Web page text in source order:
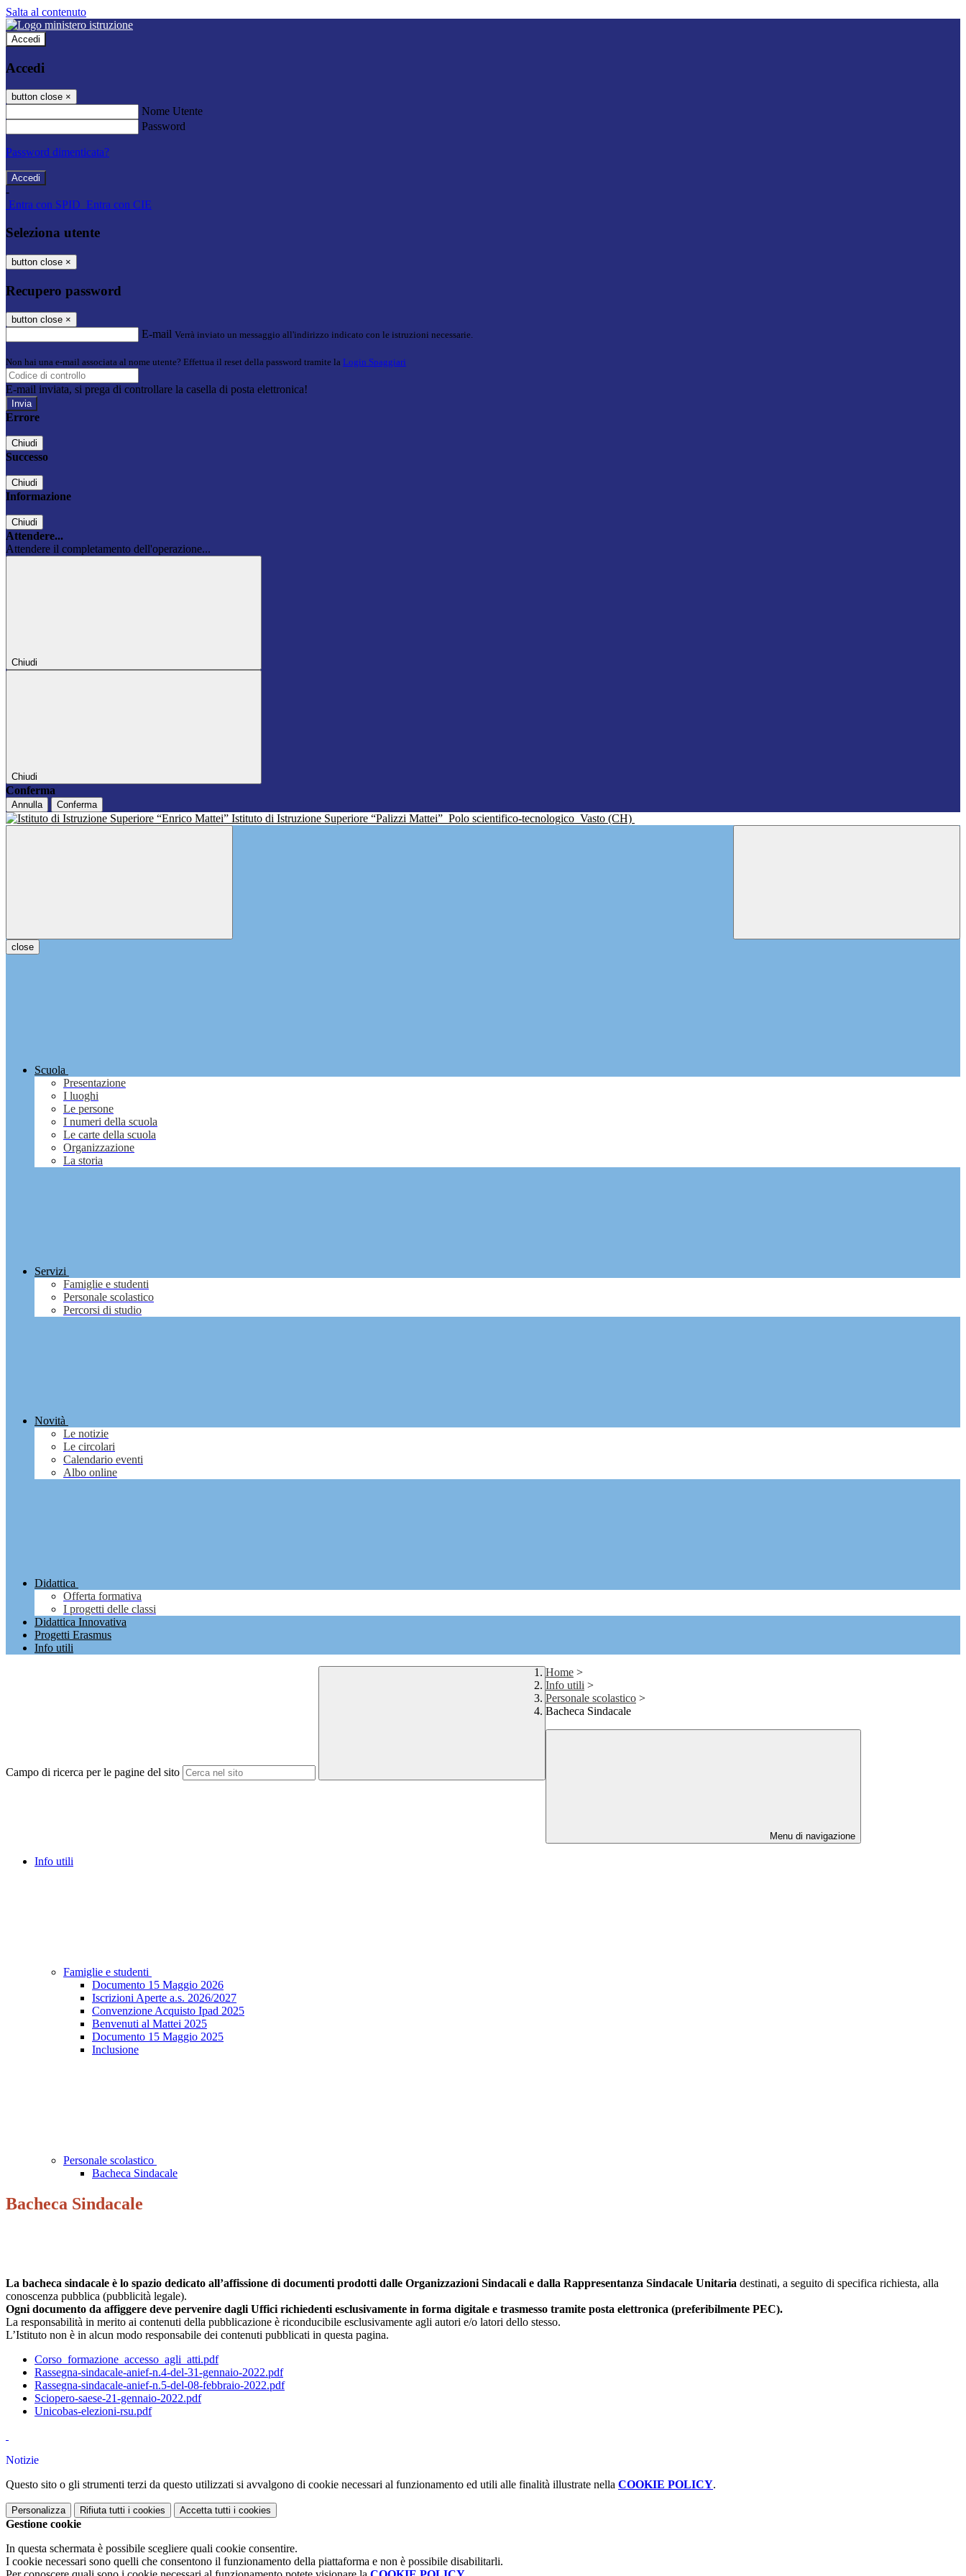
Salta al contenuto
Accedi
Accedi
button close ×
Nome Utente
Password
Password dimenticata?
-
Entra con SPID Entra con CIE
Seleziona utente
button close ×
Recupero password
button close ×
E-mail Verrà inviato un messaggio all'indirizzo indicato con le istruzioni necessarie.
Non hai una e-mail associata al nome utente? Effettua il reset della password tramite la Login Spaggiari
E-mail inviata, si prega di controllare la casella di posta elettronica!
Errore
Chiudi
Successo
Chiudi
Informazione
Chiudi
Attendere...
Attendere il completamento dell'operazione...
Chiudi
Chiudi
Conferma
Annulla Conferma
Istituto di Istruzione Superiore “Palizzi Mattei” Polo scientifico-tecnologico Vasto (CH)
close
Scuola
Presentazione
I luoghi
Le persone
I numeri della scuola
Le carte della scuola
Organizzazione
La storia
Servizi
Famiglie e studenti
Personale scolastico
Percorsi di studio
Novità
Le notizie
Le circolari
Calendario eventi
Albo online
Didattica
Offerta formativa
I progetti delle classi
Didattica Innovativa
Progetti Erasmus
Info utili
Campo di ricerca per le pagine del sito
Home >
Info utili >
Personale scolastico >
Bacheca Sindacale
Menu di navigazione
Info utili
Famiglie e studenti
Documento 15 Maggio 2026
Iscrizioni Aperte a.s. 2026/2027
Convenzione Acquisto Ipad 2025
Benvenuti al Mattei 2025
Documento 15 Maggio 2025
Inclusione
Personale scolastico
Bacheca Sindacale
Bacheca Sindacale
La bacheca sindacale è lo spazio dedicato all’affissione di documenti prodotti dalle Organizzazioni Sindacali e dalla Rappresentanza Sindacale Unitaria destinati, a seguito di specifica richiesta, alla
conoscenza pubblica (pubblicità legale).
Ogni documento da affiggere deve pervenire dagli Uffici richiedenti esclusivamente in forma digitale e trasmesso tramite posta elettronica (preferibilmente PEC).
La responsabilità in merito ai contenuti della pubblicazione è riconducibile esclusivamente agli autori e/o latori dello stesso.
L’Istituto non è in alcun modo responsabile dei contenuti pubblicati in questa pagina.
Corso_formazione_accesso_agli_atti.pdf
Rassegna-sindacale-anief-n.4-del-31-gennaio-2022.pdf
Rassegna-sindacale-anief-n.5-del-08-febbraio-2022.pdf
Sciopero-saese-21-gennaio-2022.pdf
Unicobas-elezioni-rsu.pdf
Notizie
Questo sito o gli strumenti terzi da questo utilizzati si avvalgono di cookie necessari al funzionamento ed utili alle finalità illustrate nella COOKIE POLICY.
Personalizza Rifiuta tutti i cookies Accetta tutti i cookies
Gestione cookie
In questa schermata è possibile scegliere quali cookie consentire.
I cookie necessari sono quelli che consentono il funzionamento della piattaforma e non è possibile disabilitarli.